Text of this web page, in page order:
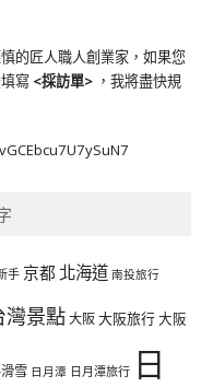
的匠人職人創業家，如果您
寫 <採訪單> ，我將盡快規
手 京都 北海道 南投旅行
灣景點大阪大阪旅行大阪
雪 日月潭 日月潭旅行 日